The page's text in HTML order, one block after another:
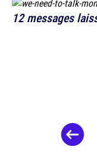
12 messages